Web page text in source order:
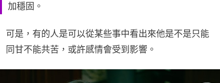
加穩固。
可是，有的人是可以從某些事中看出來他是不是只能
同甘不能共苦，或許感情會受到影響。